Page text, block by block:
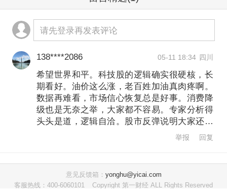
对此，魏斯伯格进一步分析，高油价本
身并不必然对股市不利。“油价上涨和通
胀上升确实会给利润率带来挑战，并可
能冲击市场情绪，但高油价通过国内生
产总值（GDP）渠道对企业收入产生的
直接影响其实非常微小。这种影响在美
国比在世界其他地区更小，且对于大型
其受经济整体波动的影响比整体经济要
请先登录再发表评论
138****2086 05-11 18:34 四川
希望世界和平。科技股的逻辑确实很硬核，长
期看好。油价这么涨，老百姓加油真肉疼啊。
数据再难看，市场信心恢复总是好事。消费降
级也是无奈之举，大家都不容易。专家分析得
头头是道，逻辑自洽。股市反弹说明大家还是
对经济有信心的。只要不衰退，慢慢走也是好
举报 回复
意见反馈箱： yonghu@yicai.com
客服热线：400-6060101
Copyright 第一财经 ALL Rights Reserved